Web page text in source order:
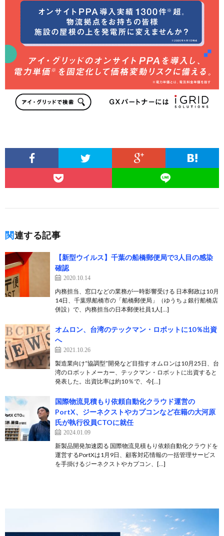
関連する記事
【新型ウイルス】千葉の船橋郵便局で3人目の感染
確認
2020.10.14
内務担当、窓口などの業務が一時影響受ける 日本郵政は10月
14日、千葉県船橋市の「船橋郵便局」（ゆうちょ銀行船橋店
併設）で、内務担当の日本郵便社員1人[…]
オムロン、台湾のテックマン・ロボットに10％出資
へ
2021.10.26
製造業向け“協調型”開発など目指す オムロンは10月25日、台
湾のロボットメーカー、テックマン・ロボットに出資すると
発表した。出資比率は約10％で、今[…]
国際物流見積もり依頼自動化クラウド運営の
PortX、ジーネクストやカプコンなど在籍の大河原
氏が執行役員CTOに就任
2024.01.09
新製品開発加速図る 国際物流見積もり依頼自動化クラウドを
運営するPortXは1月9日、顧客対応情報の一括管理サービス
を手掛けるジーネクストやカプコン、[…]